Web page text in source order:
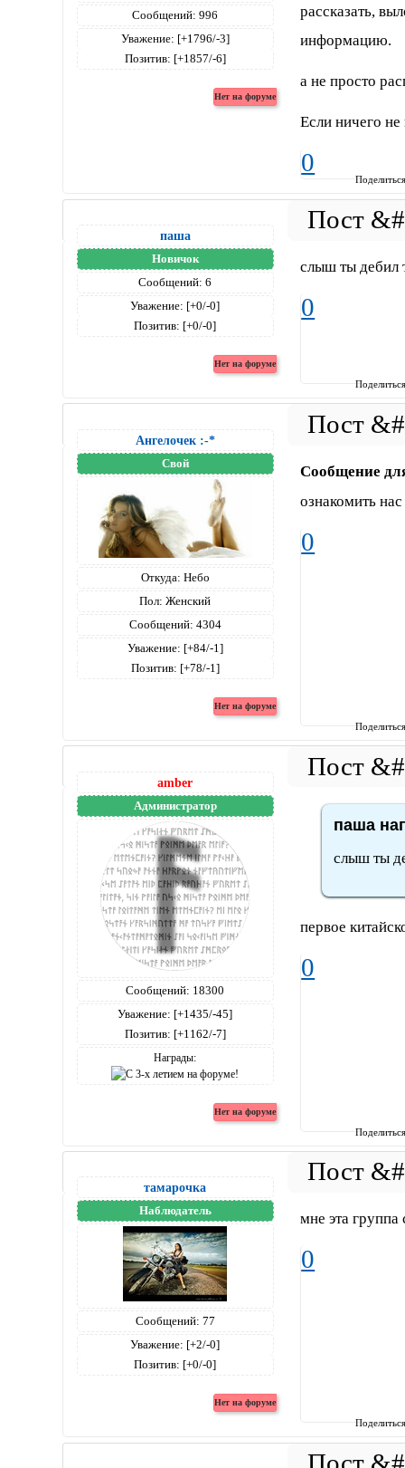
Сообщений: 996
Уважение: [+1796/-3]
Позитив: [+1857/-6]
рассказать,
информацию.
а не просто
Если ничего
0
паша
Новичок
Сообщений: 6
Уважение: [+0/-0]
Позитив: [+0/-0]
слыш ты дебил
0
Ангелочек :-*
Свой
Откуда: Небо
Пол: Женский
Сообщений: 4304
Уважение: [+84/-1]
Позитив: [+78/-1]
Сообщение
ознакомить
0
amber
Администратор
Сообщений: 18300
Уважение: [+1435/-45]
Позитив: [+1162/-7]
Награды:
паша
слыш ты
первое
0
тамарочка
Наблюдатель
Сообщений: 77
Уважение: [+2/-0]
Позитив: [+0/-0]
мне эта
0